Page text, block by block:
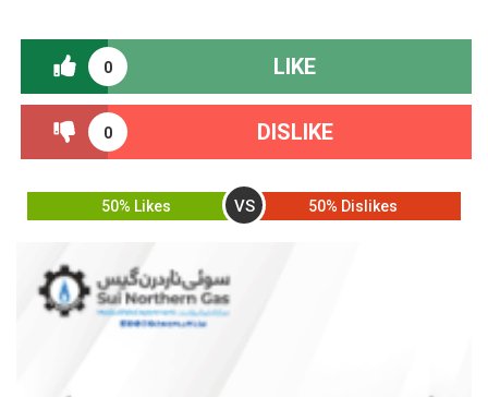
0 LIKE
0 DISLIKE
50% Likes VS 50% Dislikes